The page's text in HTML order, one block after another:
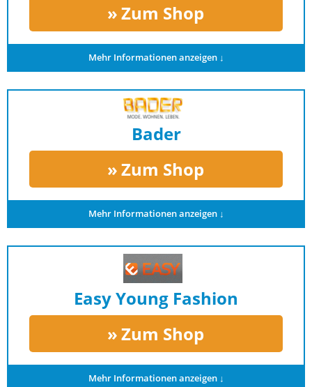
Zum Shop
Mehr Informationen anzeigen ↓
Bader
Zum Shop
Mehr Informationen anzeigen ↓
Easy Young Fashion
Zum Shop
Mehr Informationen anzeigen ↓